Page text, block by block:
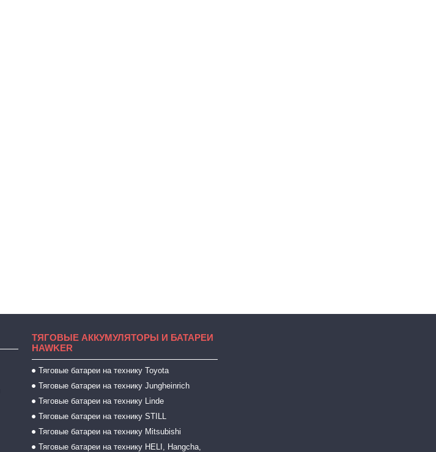
ТЯГОВЫЕ АККУМУЛЯТОРЫ И БАТАРЕИ
HAWKER
Тяговые батареи на технику Toyota
Тяговые батареи на технику Jungheinrich
Тяговые батареи на технику Linde
Тяговые батареи на технику STILL
Тяговые батареи на технику Mitsubishi
Тяговые батареи на технику HELI, Hangcha,